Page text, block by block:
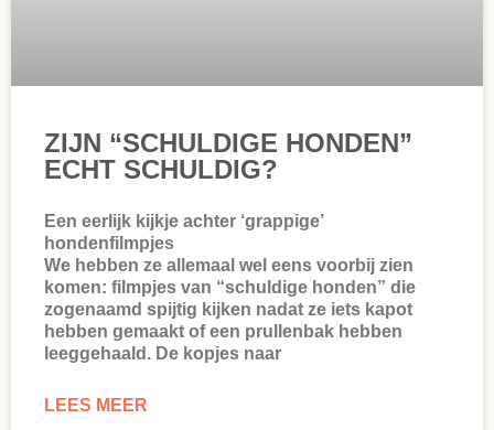
ZIJN “SCHULDIGE HONDEN”
ECHT SCHULDIG?
Een eerlijk kijkje achter ‘grappige’
hondenfilmpjes
We hebben ze allemaal wel eens voorbij zien
komen: filmpjes van “schuldige honden” die
zogenaamd spijtig kijken nadat ze iets kapot
hebben gemaakt of een prullenbak hebben
leeggehaald. De kopjes naar
LEES MEER